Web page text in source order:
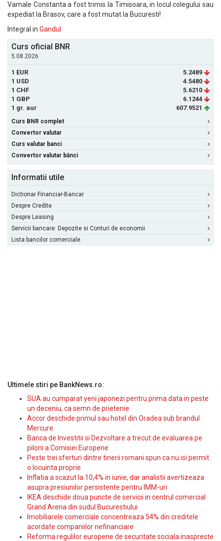
Vamale Constanta a fost trimis la Timisoara, in locul colegului sau
expediat la Brasov, care a fost mutat la Bucuresti!
Integral in Gandul
Curs oficial BNR
5.08.2026
1 EUR
5.2489
1 USD
4.5480
1 CHF
5.6210
1 GBP
6.1244
1 gr. aur
607.9521
Curs BNR complet
Convertor valutar
Curs valutar banci
Convertor valutar bănci
Informatii utile
Dictionar Financiar-Bancar
Despre Credite
Despre Leasing
Servicii bancare: Depozite si Conturi de economii
Lista bancilor comerciale
Ultimele stiri pe BankNews.ro:
SUA au cumparat yeni japonezi pentru prima data in peste
un deceniu, ca semn de prietenie
Accor deschide primul sau hotel din Oradea sub brandul
Mercure
Banca de Investitii si Dezvoltare a trecut de evaluarea pe
piloni a Comisiei Europene
Peste trei sferturi dintre tinerii romani spun ca nu isi permit
o locuinta proprie
Inflatia a scazut la 10,4% in iunie, dar analistii avertizeaza
asupra presiunilor persistente pentru IMM-uri
IKEA deschide doua puncte de servicii in centrul comercial
Grand Arena din sudul Bucurestiului
Imobiliarele comerciale concentreaza 54% din creditele
acordate companiilor nefinanciare
Reforma regulilor europene de securitate sociala inaspreste